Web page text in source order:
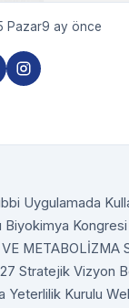
Pazar9 ay önce
Uygulamada
Biyokimya Kongresi
METABOLİZMA
Stratejik Vizyon
Yeterlilik Kurulu